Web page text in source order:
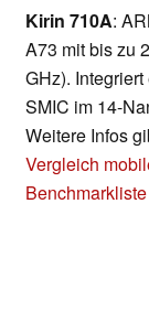
Kirin 710A:
A73 mit bis zu
GHz).
SMIC im 14-
Weitere Infos
Vergleich
Benchmarkliste